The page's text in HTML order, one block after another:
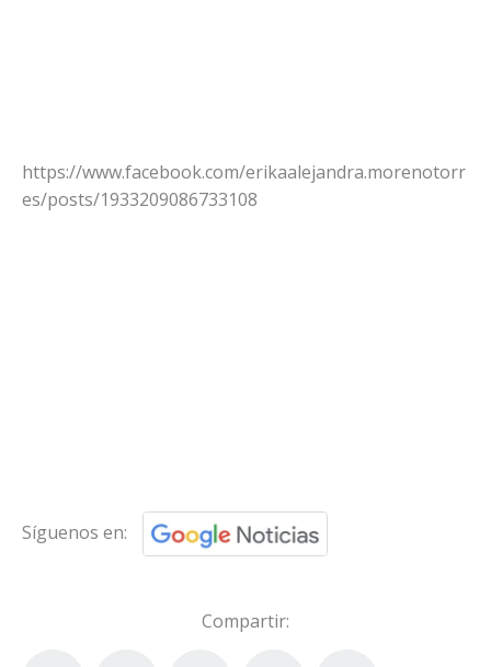
https://www.facebook.com/erikaalejandra.morenotorr
es/posts/1933209086733108
Síguenos en:
Compartir: